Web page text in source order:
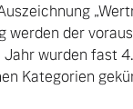
der
wurden fast
Kategorien